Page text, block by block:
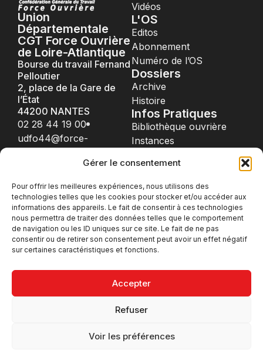
Gérer le consentement
Pour offrir les meilleures expériences, nous utilisons des
technologies telles que les cookies pour stocker et/ou accéder aux
informations des appareils. Le fait de consentir à ces technologies
nous permettra de traiter des données telles que le comportement
de navigation ou les ID uniques sur ce site. Le fait de ne pas
consentir ou de retirer son consentement peut avoir un effet négatif
sur certaines caractéristiques et fonctions.
Accepter
Refuser
Voir les préférences
Union
Départementale
CGT Force Ouvrière
de Loire-Atlantique
Bourse du travail Fernand
Pelloutier
2, place de la Gare de
l’État
44200 NANTES
02 28 44 19 00
udfo44@force-
Vidéos
L'OS
Editos
Abonnement
Numéro de l’OS
Dossiers
Archive
Histoire
Infos Pratiques
Bibliothèque ouvrière
Instances
Prud'homme
Conseillers du salariés
Nous Contacter
Informations UD
Unions Locales
AFOC
AUDACE